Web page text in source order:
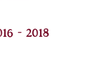
- 2018